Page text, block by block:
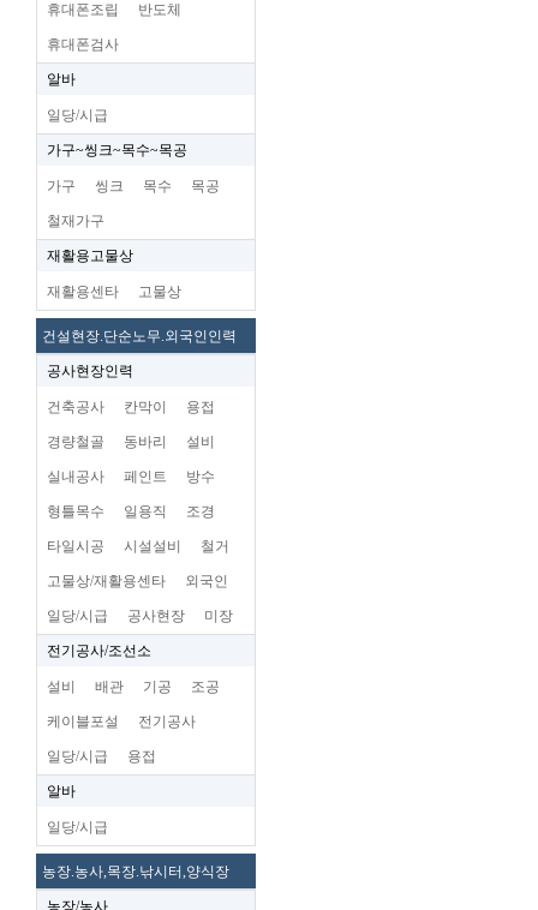
휴대폰조립 반도체
휴대폰검사
알바
일당/시급
가구~씽크~목수~목공
가구 씽크 목수 목공
철재가구
재활용고물상
재활용센타 고물상
건설현장.단순노무.외국인인력
공사현장인력
건축공사 칸막이 용접
경량철골 동바리 설비
실내공사 페인트 방수
형틀목수 일용직 조경
타일시공 시설설비 철거
고물상/재활용센타 외국인
일당/시급 공사현장 미장
전기공사/조선소
설비 배관 기공 조공
케이블포설 전기공사
일당/시급 용접
알바
일당/시급
농장.농사,목장.낚시터,양식장
농장/농사